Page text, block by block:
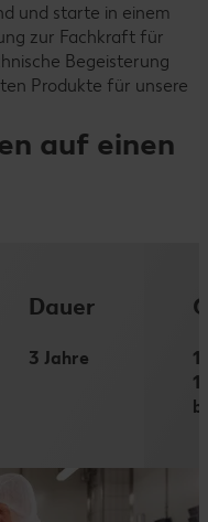
und starte in einem
zur Fachkraft für
Begeisterung
Produkte für unsere
auf einen
Dauer
3 Jahre